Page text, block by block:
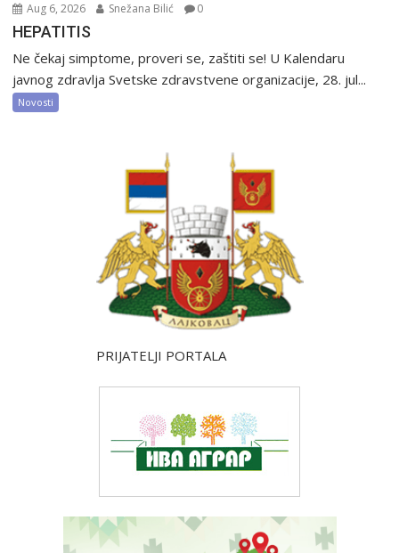
Aug 6, 2026 Snežana Bilić 0
HEPATITIS
Ne čekaj simptome, proveri se, zaštiti se! U Kalendaru
javnog zdravlja Svetske zdravstvene organizacije, 28. jul...
Novosti
PRIJATELJI PORTALA